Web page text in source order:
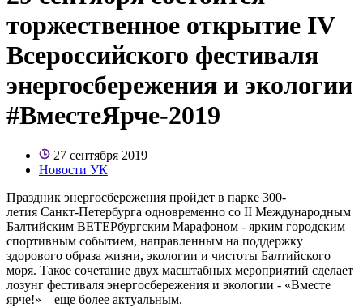
торжественное открытие IV
Всероссийского фестиваля
энергосбережения и экологии
#ВместеЯрче-2019
27 сентября 2019
Новости УК
Праздник энергосбережения пройдет в парке 300-
летия Санкт-Петербурга одновременно со II Международным
Балтийским ВЕТЕРбургским Марафоном - ярким городским
спортивным событием, направленным на поддержку
здорового образа жизни, экологии и чистоты Балтийского
моря. Такое сочетание двух масштабных мероприятий сделает
лозунг фестиваля энергосбережения и экологии - «Вместе
ярче!» – еще более актуальным.